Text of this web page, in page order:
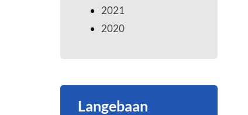
2021
2020
Langebaan